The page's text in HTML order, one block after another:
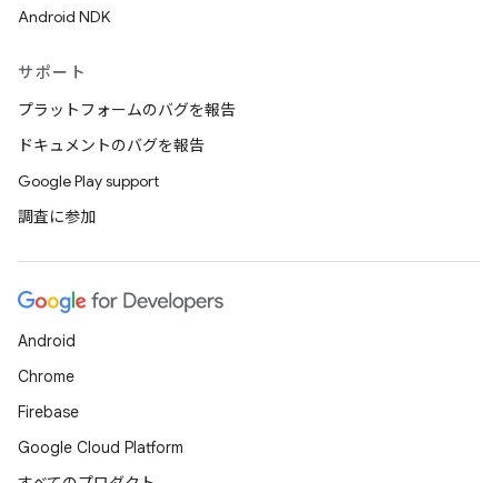
Android NDK
サポート
プラットフォームのバグを報告
ドキュメントのバグを報告
Google Play support
調査に参加
Android
Chrome
Firebase
Google Cloud Platform